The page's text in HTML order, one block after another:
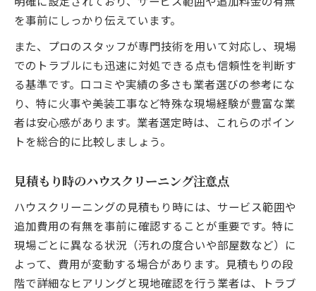
を事前にしっかり伝えています。
また、プロのスタッフが専門技術を用いて対応し、現場
でのトラブルにも迅速に対処できる点も信頼性を判断す
る基準です。口コミや実績の多さも業者選びの参考にな
り、特に火事や美装工事など特殊な現場経験が豊富な業
者は安心感があります。業者選定時は、これらのポイン
トを総合的に比較しましょう。
見積もり時のハウスクリーニング注意点
ハウスクリーニングの見積もり時には、サービス範囲や
追加費用の有無を事前に確認することが重要です。特に
現場ごとに異なる状況（汚れの度合いや部屋数など）に
よって、費用が変動する場合があります。見積もりの段
階で詳細なヒアリングと現地確認を行う業者は、トラブ